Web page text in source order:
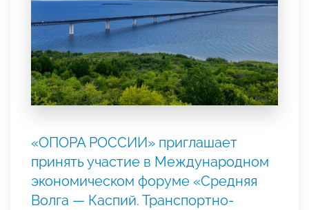
«ОПОРА РОССИИ» приглашает
принять участие в Международном
экономическом форуме «Средняя
Волга — Каспий. Транспортно-